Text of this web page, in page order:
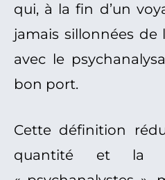
qui, à la fin d’un
jamais sillonnées de
avec le
bon port.
Cette définition
quantité et la